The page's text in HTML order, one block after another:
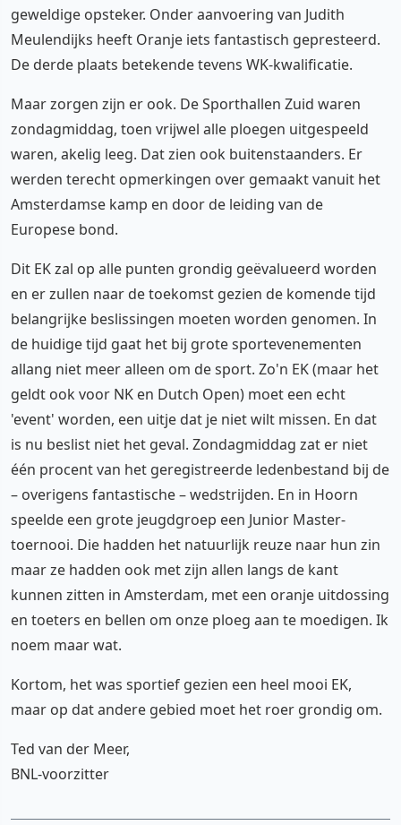
geweldige opsteker. Onder aanvoering van Judith
Meulendijks heeft Oranje iets fantastisch gepresteerd.
De derde plaats betekende tevens WK-kwalificatie.
Maar zorgen zijn er ook. De Sporthallen Zuid waren
zondagmiddag, toen vrijwel alle ploegen uitgespeeld
waren, akelig leeg. Dat zien ook buitenstaanders. Er
werden terecht opmerkingen over gemaakt vanuit het
Amsterdamse kamp en door de leiding van de
Europese bond.
Dit EK zal op alle punten grondig geëvalueerd worden
en er zullen naar de toekomst gezien de komende tijd
belangrijke beslissingen moeten worden genomen. In
de huidige tijd gaat het bij grote sportevenementen
allang niet meer alleen om de sport. Zo'n EK (maar het
geldt ook voor NK en Dutch Open) moet een echt
'event' worden, een uitje dat je niet wilt missen. En dat
is nu beslist niet het geval. Zondagmiddag zat er niet
één procent van het geregistreerde ledenbestand bij de
– overigens fantastische – wedstrijden. En in Hoorn
speelde een grote jeugdgroep een Junior Master-
toernooi. Die hadden het natuurlijk reuze naar hun zin
maar ze hadden ook met zijn allen langs de kant
kunnen zitten in Amsterdam, met een oranje uitdossing
en toeters en bellen om onze ploeg aan te moedigen. Ik
noem maar wat.
Kortom, het was sportief gezien een heel mooi EK,
maar op dat andere gebied moet het roer grondig om.
Ted van der Meer,
BNL-voorzitter